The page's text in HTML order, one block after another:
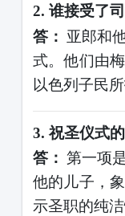
2. 谁接受了
答： 亚郎和
式。他们由
以色列子民
3.祝圣仪式
答： 第一项
他的儿子，
示圣职的纯